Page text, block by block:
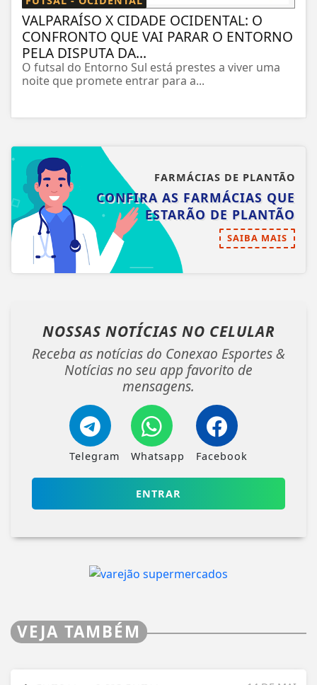
VALPARAÍSO X CIDADE OCIDENTAL: O
CONFRONTO QUE VAI PARAR O ENTORNO
PELA DISPUTA DA...
O futsal do Entorno Sul está prestes a viver uma
noite que promete entrar para a...
FARMÁCIAS DE PLANTÃO
CONFIRA AS FARMÁCIAS QUE
ESTARÃO DE PLANTÃO
SAIBA MAIS
NOSSAS NOTÍCIAS NO CELULAR
Receba as notícias do Conexao Esportes &
Notícias no seu app favorito de
mensagens.
Telegram Whatsapp Facebook
ENTRAR
VEJA TAMBÉM